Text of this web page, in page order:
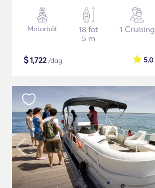
Motorbåt
18 fot
5 m
1 Cruising
$1,722/dag 5.0